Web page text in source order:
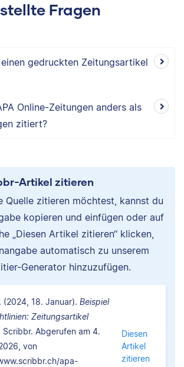
Fragen
gedruckten Zeitungsartikel
Online-Zeitungen anders als
zitiert?
Artikel zitieren
Quelle zitieren möchtest, kannst du
kopieren und einfügen oder auf
„Diesen Artikel zitieren“ klicken,
automatisch zu unserem
Generator hinzuzufügen.
(2024, 18. Januar). Beispiel
Zeitungsartikel
Scribbr. Abgerufen am 4.
von
apa-
Diesen
Artikel
zitieren